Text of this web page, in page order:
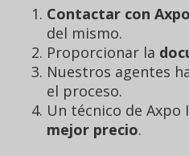
Contactar con
del mismo.
Proporcionar la
Nuestros agentes
el proceso.
Un técnico de
mejor precio.